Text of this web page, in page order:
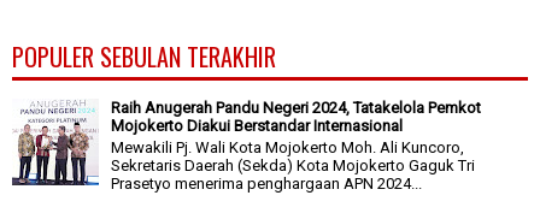
POPULER SEBULAN TERAKHIR
Raih Anugerah Pandu Negeri 2024, Tatakelola Pemkot
Mojokerto Diakui Berstandar Internasional
Mewakili Pj. Wali Kota Mojokerto Moh. Ali Kuncoro,
Sekretaris Daerah (Sekda) Kota Mojokerto Gaguk Tri
Prasetyo menerima penghargaan APN 2024...